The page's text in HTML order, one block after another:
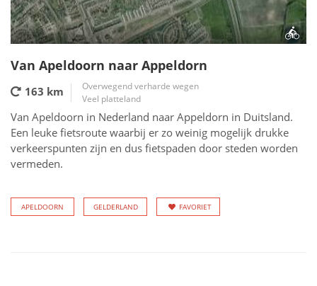
Van Apeldoorn naar Appeldorn
163 km
Overwegend verharde wegen
Veel platteland
Van Apeldoorn in Nederland naar Appeldorn in Duitsland.
Een leuke fietsroute waarbij er zo weinig mogelijk drukke
verkeerspunten zijn en dus fietspaden door steden worden
vermeden.
APELDOORN GELDERLAND FAVORIET